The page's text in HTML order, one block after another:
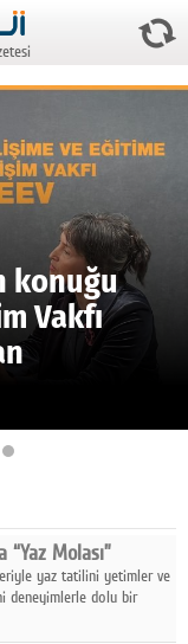
konuğu
Vakfı
“Yaz Molası”
yaz tatilini yetimler ve
deneyimlerle dolu bir